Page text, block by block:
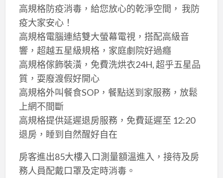
高規格防疫消毒，給您放心的乾淨空間， 我防
疫大家安心！
高規格電腦連結雙大螢幕電視，搭配高級音
響，超越五星級規格，家庭劇院好過癮
高規格傢飾裝潢，免費洗烘衣24H, 超乎五星品
質，耍廢渡假好開心
高規格外叫餐食SOP，餐點送到家服務，放鬆
上網不間斷
高規格提供延遲退房服務，免費延遲至 12:20
退房，睡到自然醒好自在
房客進出85大樓入口測量額溫進入，接待及房
務人員配戴口罩及定時消毒。